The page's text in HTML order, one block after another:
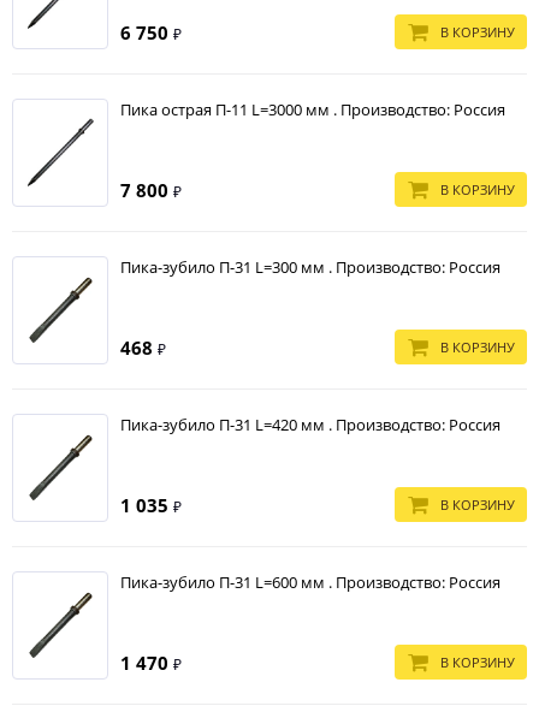
6 750 ₽ В КОРЗИНУ
Пика острая П-11 L=3000 мм . Производство: Россия
7 800 ₽ В КОРЗИНУ
Пика-зубило П-31 L=300 мм . Производство: Россия
468 ₽ В КОРЗИНУ
Пика-зубило П-31 L=420 мм . Производство: Россия
1 035 ₽ В КОРЗИНУ
Пика-зубило П-31 L=600 мм . Производство: Россия
1 470 ₽ В КОРЗИНУ